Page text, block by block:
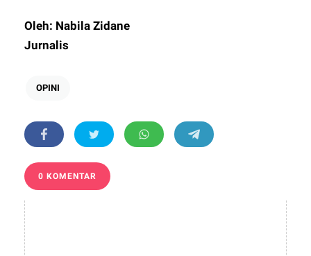
Oleh: Nabila Zidane
Jurnalis
OPINI
0 KOMENTAR